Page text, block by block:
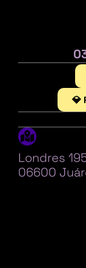
💎
Londres
06600